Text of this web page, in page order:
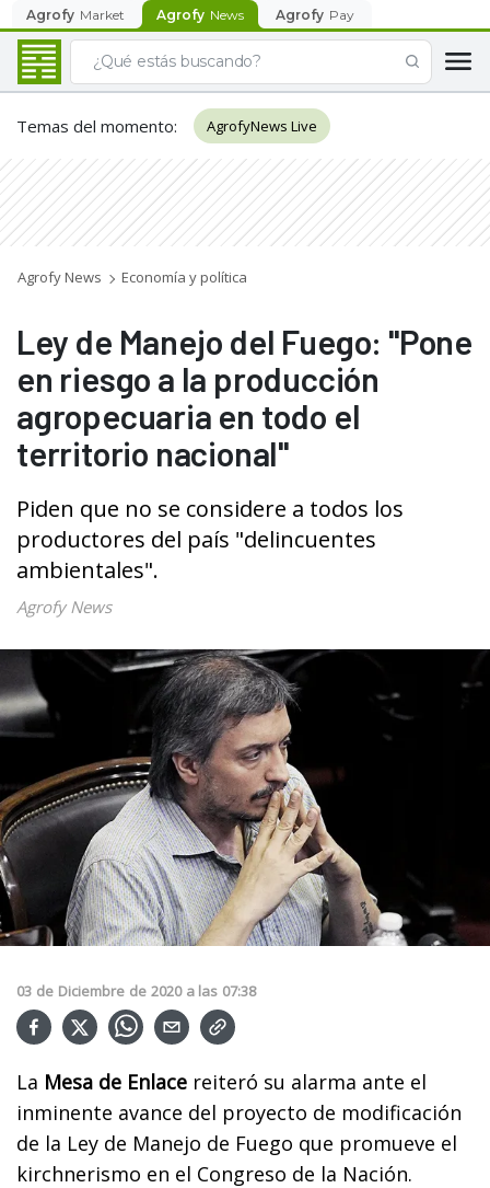
Agrofy Market Agrofy News Agrofy Pay
Temas del momento: AgrofyNews Live
Agrofy News Economía y política
Ley de Manejo del Fuego: "Pone
en riesgo a la producción
agropecuaria en todo el
territorio nacional"
Piden que no se considere a todos los
productores del país "delincuentes
ambientales".
Agrofy News
03 de Diciembre de 2020 a las 07:38
La Mesa de Enlace reiteró su alarma ante el
inminente avance del proyecto de modificación
de la Ley de Manejo de Fuego que promueve el
kirchnerismo en el Congreso de la Nación.